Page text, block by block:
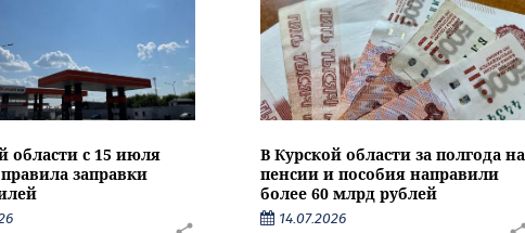
области с 15 июля
заправки
В Курской области за полгода на
пенсии и пособия направили
более 60 млрд рублей
14.07.2026